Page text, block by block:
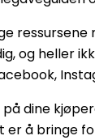
og heller
dine
er å